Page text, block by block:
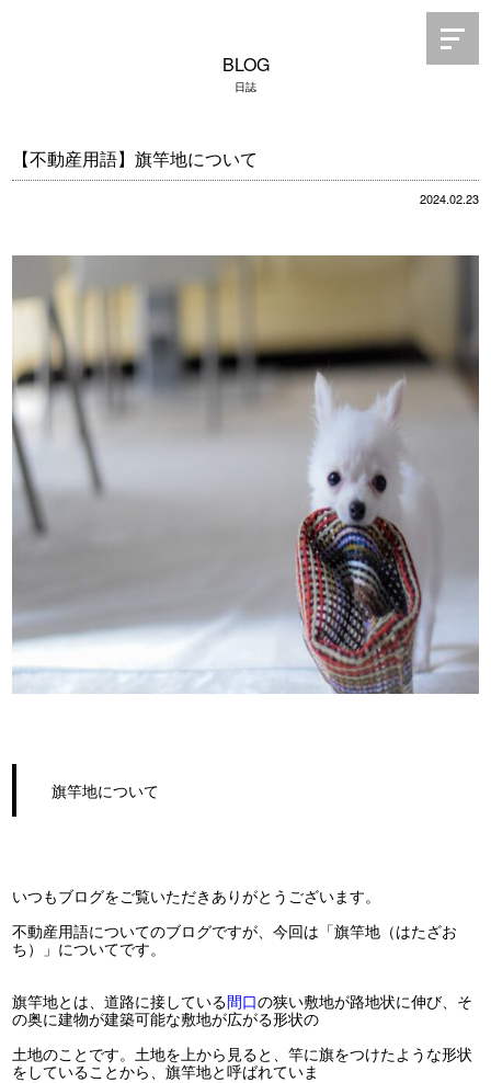
BLOG
日誌
【不動産用語】旗竿地について
2024.02.23
旗竿地について
いつもブログをご覧いただきありがとうございます。
不動産用語についてのブログですが、今回は「旗竿地（はたざお
ち）」についてです。
旗竿地とは、道路に接している間口の狭い敷地が路地状に伸び、そ
の奥に建物が建築可能な敷地が広がる形状の
土地のことです。土地を上から見ると、竿に旗をつけたような形状
をしていることから、旗竿地と呼ばれていま